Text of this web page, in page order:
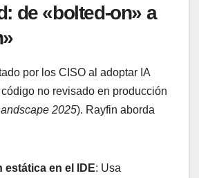
de «bolted-on» a
por los CISO al adoptar IA
no revisado en producción
2025). Rayfin aborda
estática en el IDE: Usa